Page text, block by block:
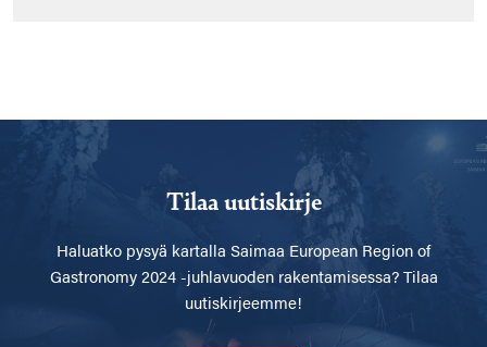
Tilaa uutiskirje
Haluatko pysyä kartalla Saimaa European Region of
Gastronomy 2024 -juhlavuoden rakentamisessa? Tilaa
uutiskirjeemme!